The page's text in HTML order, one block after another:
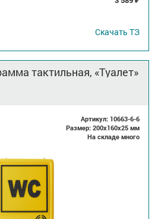
Скачать ТЗ
тактильная, «Туалет»
Артикул: 10663-6-6
Размер: 200x160x25 мм
На складе много